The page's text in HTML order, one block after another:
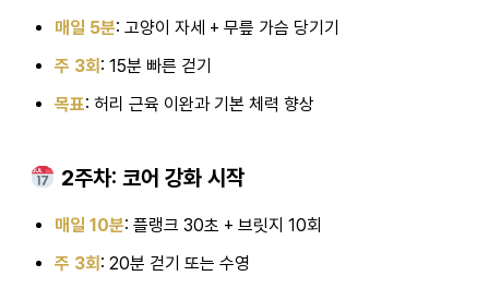
매일 5분: 고양이 자세 + 무릎 가슴 당기기
주 3회 : 15분 빠른 걷기
목표: 허리 근육 이완과 기본 체력 향상
2주차: 코어 강화 시작
매일 10분: 플랭크 30초 + 브릿지 10회
주 3회 : 20분 걷기 또는 수영